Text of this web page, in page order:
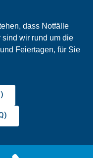
dass Notfälle
wir rund um die
Feiertagen, für Sie